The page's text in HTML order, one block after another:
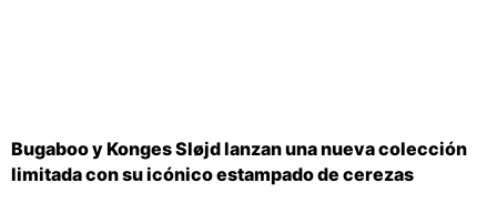
Bugaboo y Konges Sløjd lanzan una nueva colección
limitada con su icónico estampado de cerezas